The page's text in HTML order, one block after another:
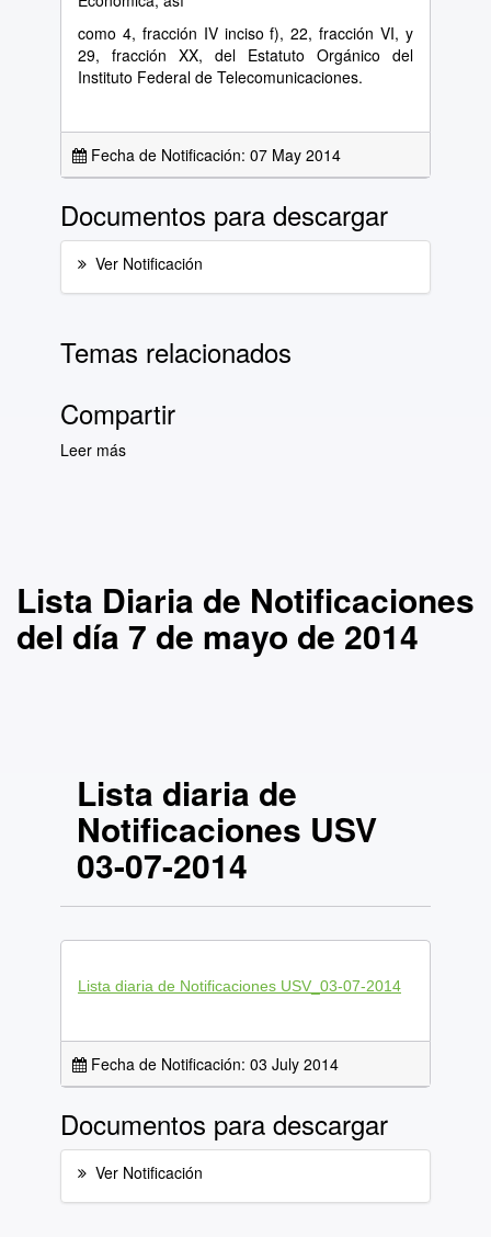
como 4, fracción IV inciso f), 22, fracción VI, y
29, fracción XX, del Estatuto Orgánico del
Instituto Federal de Telecomunicaciones.
Fecha de Notificación: 07 May 2014
Documentos para descargar
Ver Notificación
Temas relacionados
Compartir
Leer más
Lista Diaria de Notificaciones
del día 7 de mayo de 2014
Lista diaria de
Notificaciones USV
03-07-2014
Lista diaria de Notificaciones USV_03-07-2014
Fecha de Notificación: 03 July 2014
Documentos para descargar
Ver Notificación